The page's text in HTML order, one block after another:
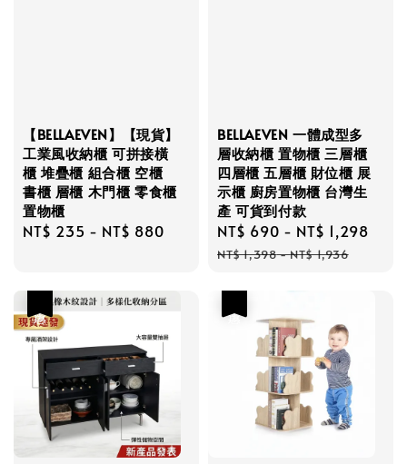
【BELLAEVEN】【現貨】
工業風收納櫃 可拼接橫
櫃 堆疊櫃 組合櫃 空櫃
書櫃 層櫃 木門櫃 零食櫃
置物櫃
Regular
NT$ 235 - NT$ 880
BELLAEVEN 一體成型多
層收納櫃 置物櫃 三層櫃
四層櫃 五層櫃 財位櫃 展
示櫃 廚房置物櫃 台灣生
產 可貨到付款
Sale
price
NT$ 690 - NT$ 1,298
NT$ 1,398-NT$ 1,936